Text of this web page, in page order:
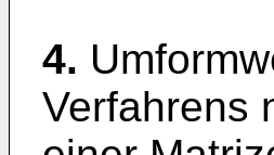
4.
Verfahrens